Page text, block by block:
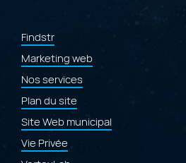
laval.ca"
Findstr
Marketing web
Nos services
Plan du site
Site Web municipal
Vie Privée